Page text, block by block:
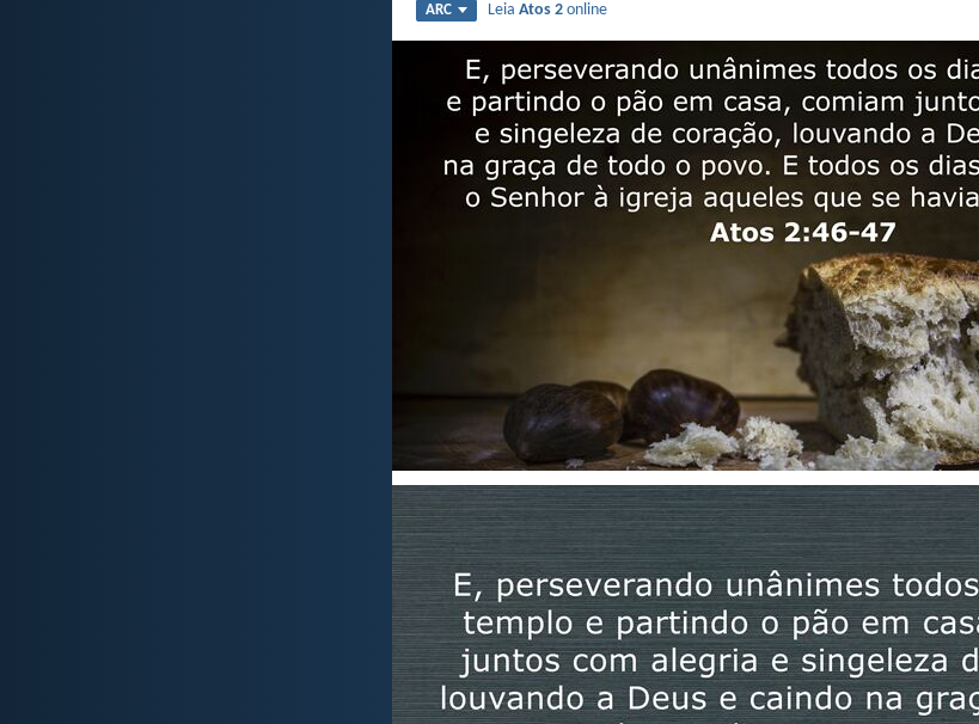
ARC LeiaAtos 2 online